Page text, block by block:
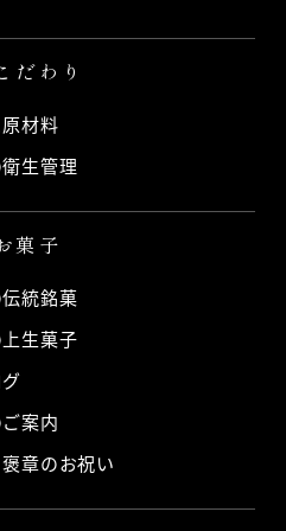
だわり
材料
生管理
菓子
統銘菓
生菓子
案内
章のお祝い